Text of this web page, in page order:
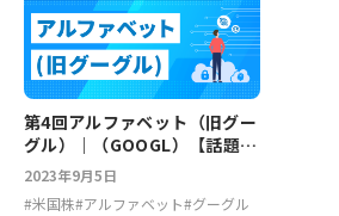
第4回アルファベット（旧グー
グル）｜（GOOGL）【話題の
米国企業を深堀り】
2023年9月5日
#米国株#アルファベット#グーグル